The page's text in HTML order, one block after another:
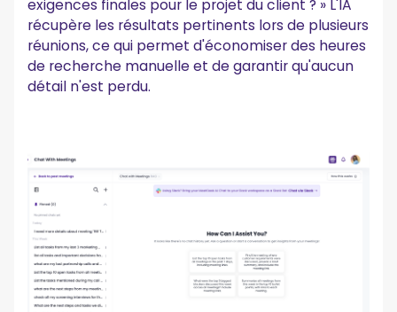
exigences finales pour le projet du client ? » L'IA
récupère les résultats pertinents lors de plusieurs
réunions, ce qui permet d'économiser des heures
de recherche manuelle et de garantir qu'aucun
détail n'est perdu.